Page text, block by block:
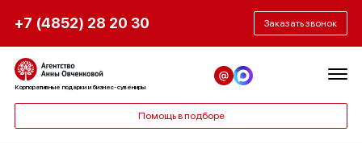
+7 (4852) 28 20 30 Заказать звонок
Корпоративные подарки и бизнес-сувениры
Помощь в подборе